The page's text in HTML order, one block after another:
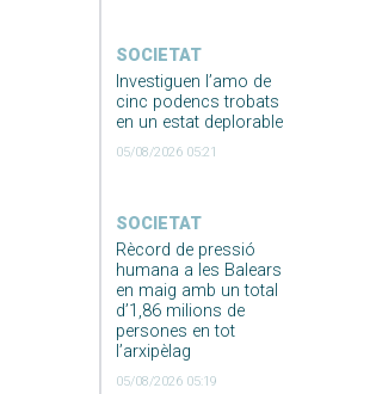
SOCIETAT
Investiguen l’amo de
cinc podencs trobats
en un estat deplorable
05/08/2026 05:21
SOCIETAT
Rècord de pressió
humana a les Balears
en maig amb un total
d’1,86 milions de
persones en tot
l’arxipèlag
05/08/2026 05:19